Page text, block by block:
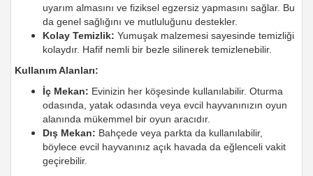
uyarım almasını ve fiziksel egzersiz yapmasını sağlar. Bu
da genel sağlığını ve mutluluğunu destekler.
Kolay Temizlik: Yumuşak malzemesi sayesinde temizliği
kolaydır. Hafif nemli bir bezle silinerek temizlenebilir.
Kullanım Alanları:
İç Mekan: Evinizin her köşesinde kullanılabilir. Oturma
odasında, yatak odasında veya evcil hayvanınızın oyun
alanında mükemmel bir oyun aracıdır.
Dış Mekan: Bahçede veya parkta da kullanılabilir,
böylece evcil hayvanınız açık havada da eğlenceli vakit
geçirebilir.